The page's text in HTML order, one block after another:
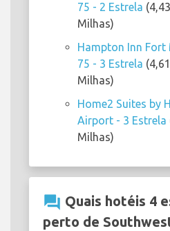
75 - 2 Estrela
Milhas)
Hampton Inn
75 - 3 Estrela
Milhas)
Home2 Suites by
Airport - 3 Estrela
Milhas)
question_answer Quais hotéis 4
perto de